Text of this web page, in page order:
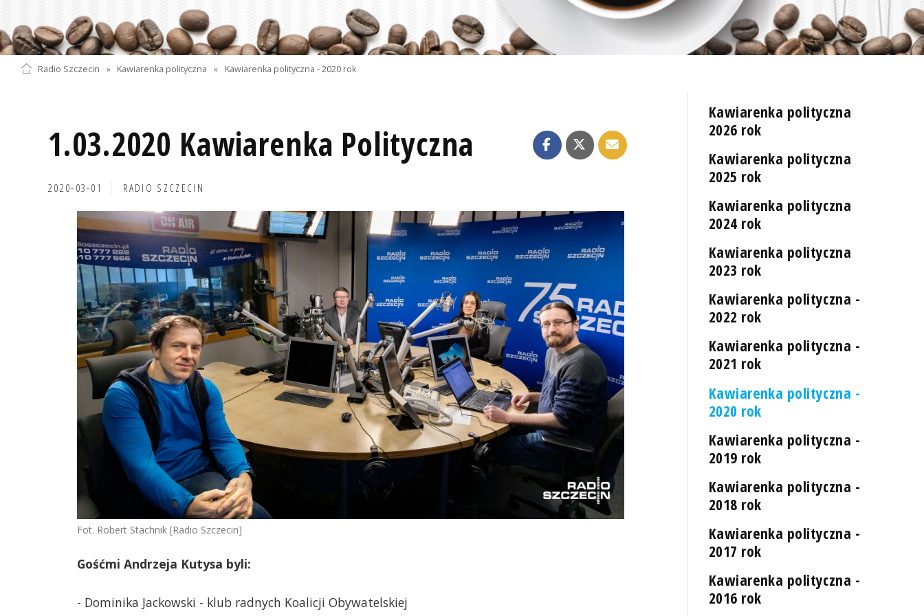
Radio Szczecin » Kawiarenka polityczna » Kawiarenka polityczna - 2020 rok
1.03.2020 Kawiarenka Polityczna
2020-03-01 RADIO SZCZECIN
Fot. Robert Stachnik [Radio Szczecin]
Gośćmi Andrzeja Kutysa byli:
- Dominika Jackowski - klub radnych Koalicji Obywatelskiej
Kawiarenka polityczna
2026 rok
Kawiarenka polityczna
2025 rok
Kawiarenka polityczna
2024 rok
Kawiarenka polityczna
2023 rok
Kawiarenka polityczna -
2022 rok
Kawiarenka polityczna -
2021 rok
Kawiarenka polityczna -
2020 rok
Kawiarenka polityczna -
2019 rok
Kawiarenka polityczna -
2018 rok
Kawiarenka polityczna -
2017 rok
Kawiarenka polityczna -
2016 rok